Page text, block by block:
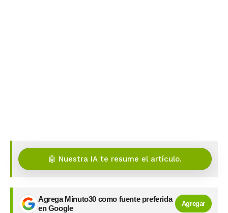
🤖 Nuestra IA te resume el artículo.
Agrega Minuto30 como fuente preferida
en Google
Agregar